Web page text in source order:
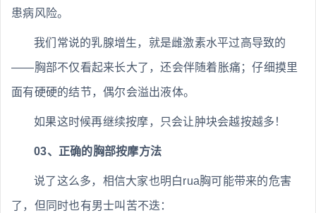
患病风险。
我们常说的乳腺增生，就是雌激素水平过高导致的
——胸部不仅看起来长大了，还会伴随着胀痛；仔细摸里
面有硬硬的结节，偶尔会溢出液体。
如果这时候再继续按摩，只会让肿块会越按越多！
03、正确的胸部按摩方法
说了这么多，相信大家也明白rua胸可能带来的危害
了，但同时也有男士叫苦不迭：